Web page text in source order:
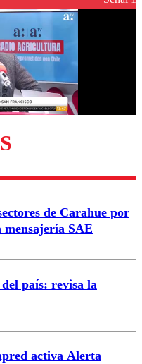
de Carahue por
mensajería SAE
país: revisa la
activa Alerta